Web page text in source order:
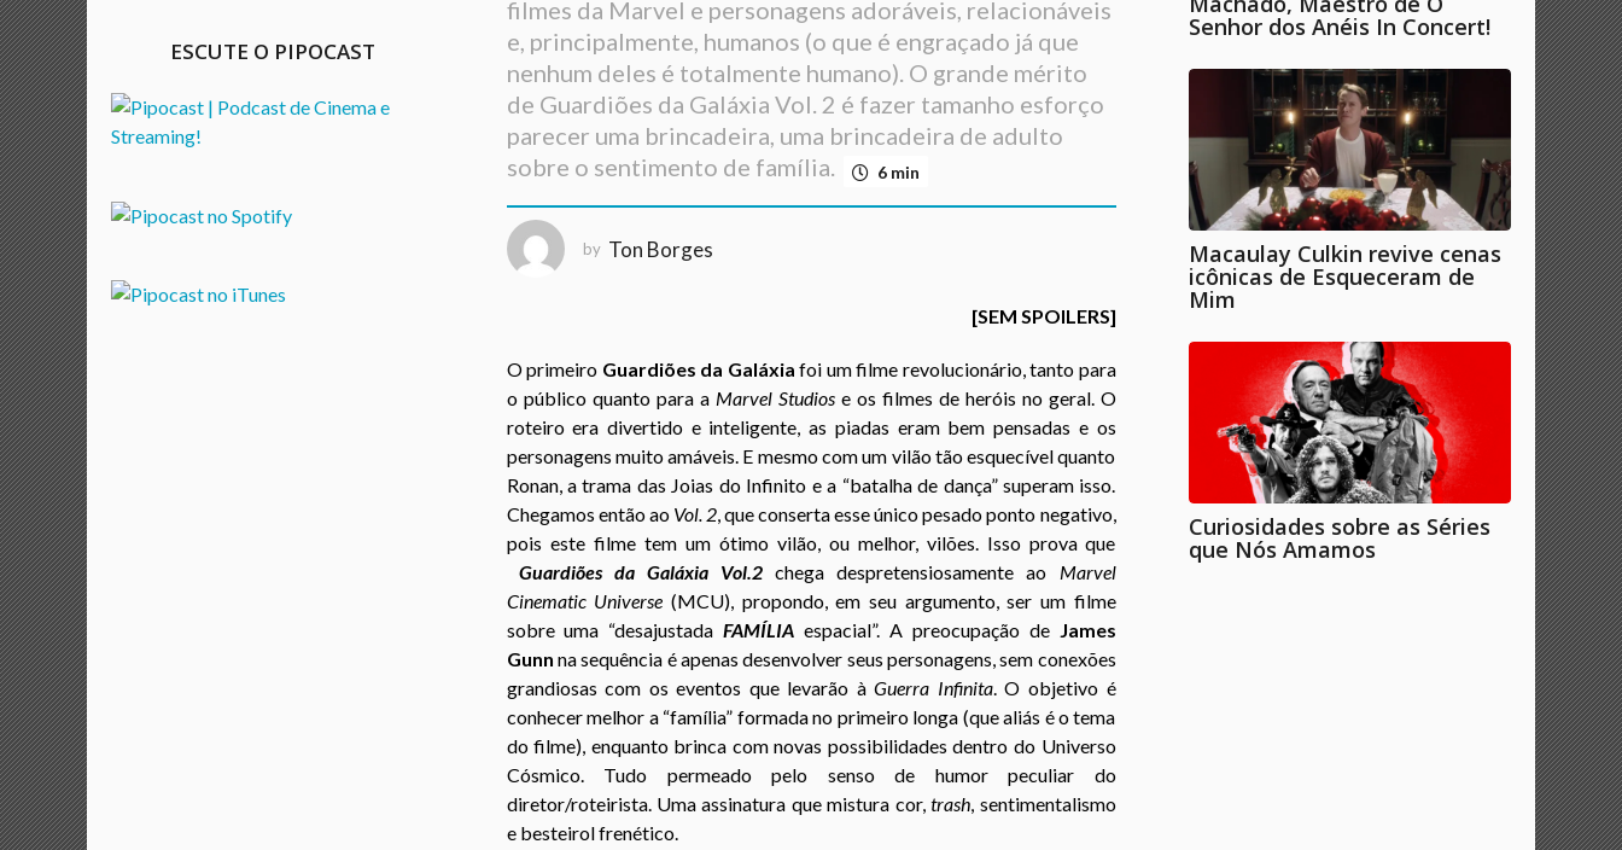
a
n
o
a
g
o
filmes da Marvel e personagens adoráveis, relacionáveis
e, principalmente, humanos (o que é engraçado já que
nenhum deles é totalmente humano). O grande mérito
de Guardiões da Galáxia Vol. 2 é fazer tamanho esforço
parecer uma brincadeira, uma brincadeira de adulto
sobre o sentimento de família.
6 min
by Ton Borges
[SEM SPOILERS]
O primeiro Guardiões da Galáxia foi um filme revolucionário, tanto para
o público quanto para a Marvel Studiose os filmes de heróis no geral. O
roteiro era divertido e inteligente, as piadas eram bem pensadas e os
personagens muito amáveis. E mesmo com um vilão tão esquecível quanto
Ronan, a trama das Joias do Infinito e a “batalha de dança” superam isso.
Chegamos então ao Vol. 2, que conserta esse único pesado ponto negativo,
pois este filme tem um ótimo vilão, ou melhor, vilões. Isso prova que
Guardiões da Galáxia Vol.2 chega despretensiosamente ao Marvel
Cinematic Universe (MCU), propondo, em seu argumento, ser um filme
sobre uma “desajustada FAMÍLIA espacial”. A preocupação de James
Gunn na sequência é apenas desenvolver seus personagens, sem conexões
grandiosas com os eventos que levarão àGuerra Infinita. O objetivo é
conhecer melhor a “família” formada no primeiro longa (que aliás é o tema
do filme), enquanto brinca com novas possibilidades dentro do Universo
Cósmico. Tudo permeado pelo senso de humor peculiar do
diretor/roteirista. Uma assinatura que mistura cor,trash, sentimentalismo
e besteirol frenético.
ESCUTE O PIPOCAST
Senhor dos Anéis In Concert!
Macaulay Culkin revive cenas
icônicas de Esqueceram de
Mim
Curiosidades sobre as Séries
que Nós Amamos